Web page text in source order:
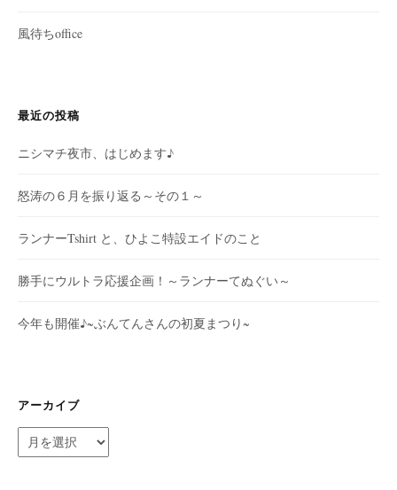
風待ちoffice
最近の投稿
ニシマチ夜市、はじめます♪
怒涛の６月を振り返る～その１～
ランナーTshirt と、ひよこ特設エイドのこと
勝手にウルトラ応援企画！～ランナーてぬぐい～
今年も開催♪~ぶんてんさんの初夏まつり~
アーカイブ
ー